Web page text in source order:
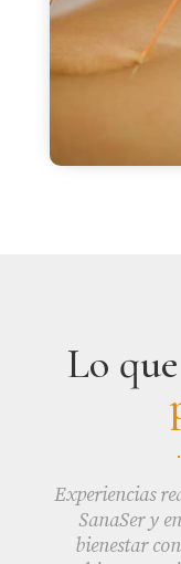
Lo
Experiencias
SanaSer y
bienestar